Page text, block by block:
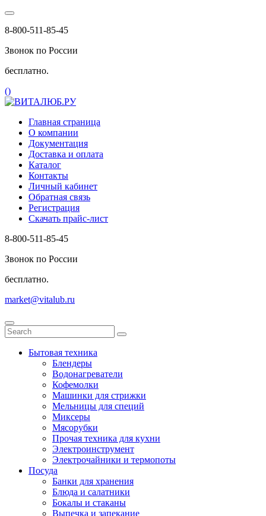
8-800-511-85-45
Звонок по России
бесплатно.
()
Главная страница
О компании
Документация
Доставка и оплата
Каталог
Контакты
Личный кабинет
Обратная связь
Регистрация
Скачать прайс-лист
8-800-511-85-45
Звонок по России
бесплатно.
market@vitalub.ru
Бытовая техника
Блендеры
Водонагреватели
Кофемолки
Машинки для стрижки
Мельницы для специй
Миксеры
Мясорубки
Прочая техника для кухни
Электроинструмент
Электрочайники и термопоты
Посуда
Банки для хранения
Блюда и салатники
Бокалы и стаканы
Выпечка и запекание